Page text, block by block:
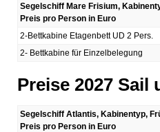
Segelschiff Mare Frisium,
Preis pro Person in Euro
2-Bettkabine Etagenbett UD 2 Pers.
2- Bettkabine für Einzelbelegung
Preise 2027
Segelschiff Atlantis, Kabinentyp,
Preis pro Person in Euro